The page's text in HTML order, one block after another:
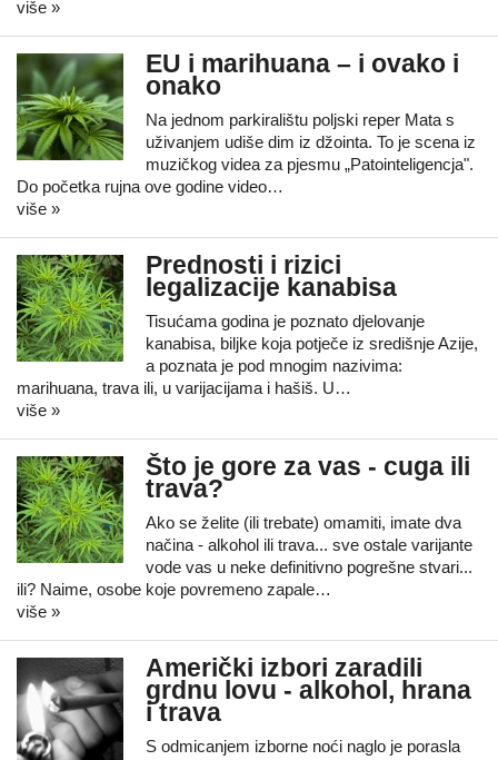
više »
EU i marihuana – i ovako i
onako
Na jednom parkiralištu poljski reper Mata s
uživanjem udiše dim iz džointa. To je scena iz
muzičkog videa za pjesmu „Patointeligencja".
Do početka rujna ove godine video…
više »
Prednosti i rizici
legalizacije kanabisa
Tisućama godina je poznato djelovanje
kanabisa, biljke koja potječe iz središnje Azije,
a poznata je pod mnogim nazivima:
marihuana, trava ili, u varijacijama i hašiš. U…
više »
Što je gore za vas - cuga ili
trava?
Ako se želite (ili trebate) omamiti, imate dva
načina - alkohol ili trava... sve ostale varijante
vode vas u neke definitivno pogrešne stvari...
ili? Naime, osobe koje povremeno zapale…
više »
Američki izbori zaradili
grdnu lovu - alkohol, hrana
i trava
S odmicanjem izborne noći naglo je porasla